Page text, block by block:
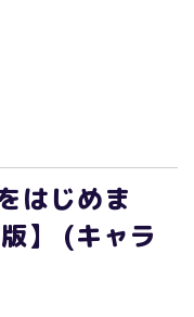
はじめま
】 (キャラ